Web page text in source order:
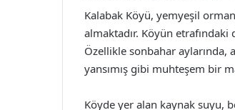
Kalabak Köyü, yemyeşil
almaktadır. Köyün
Özellikle sonbahar aylarında,
yansımış gibi muhteşem bir
Köyde yer alan kaynak suyu,